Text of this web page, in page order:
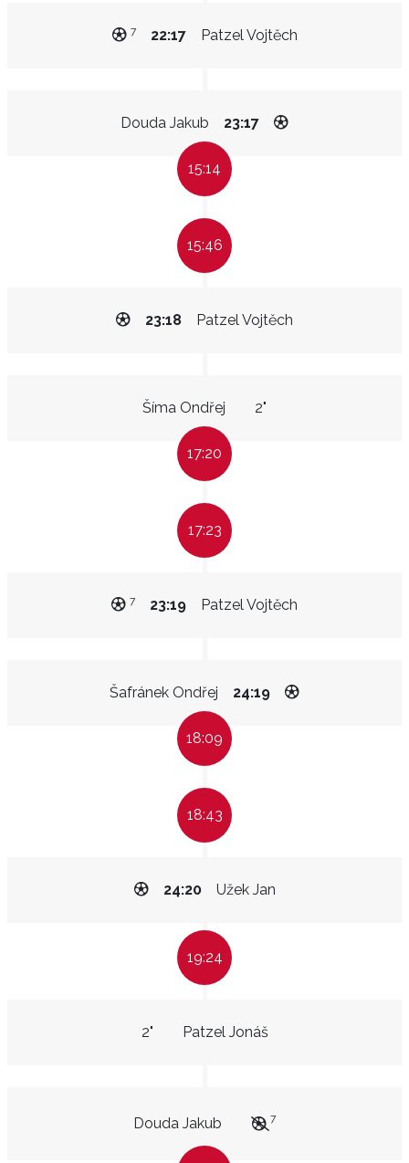
Patzel Vojtěch
22:17
7
Douda Jakub 23:17
15:14
15:46
Patzel Vojtěch
23:18
Šíma Ondřej 2"
17:20
17:23
Patzel Vojtěch
23:19
7
Šafránek Ondřej 24:19
18:09
18:43
Užek Jan
24:20
19:24
Patzel Jonáš
2"
Douda Jakub 7